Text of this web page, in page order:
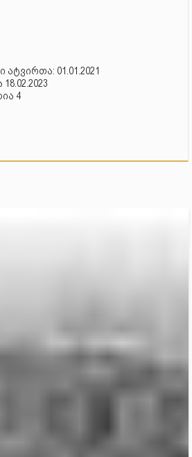
01.01.2021
4